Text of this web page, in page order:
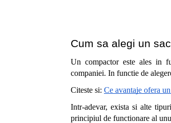
Cum sa alegi un
Un compactor este ales in
companiei. In functie de
Citeste si: Ce avantaje ofera
Intr-adevar, exista si alte
principiul de functionare al